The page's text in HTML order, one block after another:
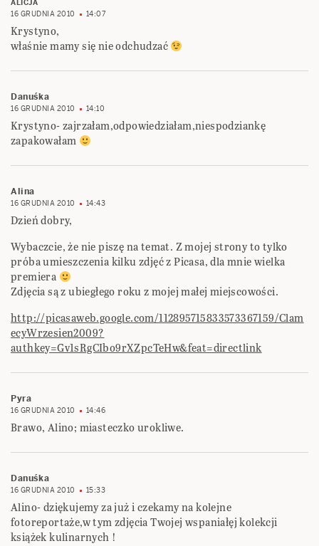
ALICJA
16 GRUDNIA 2010
14:07
Krystyno,
właśnie mamy się nie odchudzać
Danuśka
16 GRUDNIA 2010 14:10
Krystyno- zajrzałam,odpowiedziałam,niespodziankę
zapakowałam
Alina
16 GRUDNIA 2010 14:43
Dzień dobry,
Wybaczcie, że nie piszę na temat. Z mojej strony to tylko
próba umieszczenia kilku zdjęć z Picasa, dla mnie wielka
premiera
Zdjęcia są z ubiegłego roku z mojej małej miejscowości.
http://picasaweb.google.com/112895715833573367159/Clam
ecyWrzesien2009?
authkey=Gv1sRgCIbo9rXZpcTeHw&feat=directlink
Pyra
16 GRUDNIA 2010 14:46
Brawo, Alino; miasteczko urokliwe.
Danuśka
16 GRUDNIA 2010 15:33
Alino- dziękujemy za już i czekamy na kolejne
fotoreportaże,w tym zdjęcia Twojej wspaniałęj kolekcji
książek kulinarnych !